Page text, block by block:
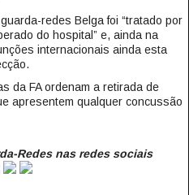
redes Belga foi “tratado por
do hospital” e, ainda na
internacionais ainda esta
da FA ordenam a retirada de
apresentem qualquer concussão
Redes nas redes sociais